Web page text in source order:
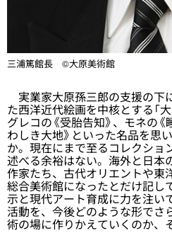
三浦篤館長 ©大原美術館
実業家大原孫三郎の支援の下
た西洋近代絵画を中核とする「
グレコの《受胎告知》、モネの
わしき大地》といった名品を思
か。現在にまで至るコレクショ
述べる余裕はない。海外と日本
作家たち、古代オリエントや東
総合美術館になったとだけ記し
示と現代アート育成に力を注い
活動を、今後どのような形でさ
術の場に作りかえていくのか、